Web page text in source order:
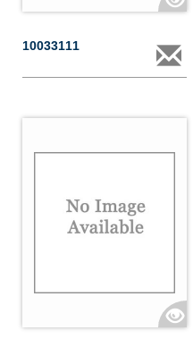
10033111